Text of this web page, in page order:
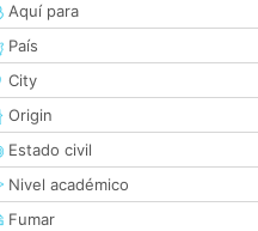
Aquí para
País
City
Origin
Estado civil
Nivel académico
Fumar